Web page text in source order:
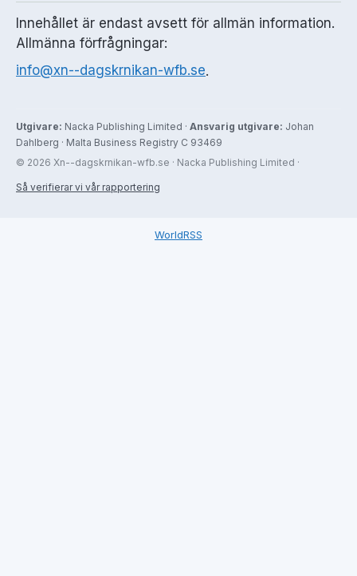
Innehållet är endast avsett för allmän information.
Allmänna förfrågningar:
info@xn--dagskrnikan-wfb.se.
Utgivare: Nacka Publishing Limited · Ansvarig utgivare: Johan
Dahlberg · Malta Business Registry C 93469
© 2026 Xn--dagskrnikan-wfb.se · Nacka Publishing Limited ·
Så verifierar vi vår rapportering
WorldRSS